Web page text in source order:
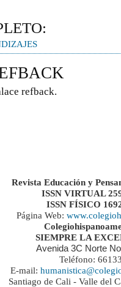
refback.
Revista Educación y
ISSN VIRTUAL
ISSN FÍSICO
Página Web:
SIEMPRE LA
Avenida 3C Norte
Teléfono:
E-mail:
Santiago de Cali - Valle del